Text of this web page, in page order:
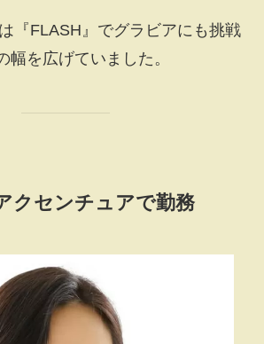
『FLASH』でグラビアにも挑戦
幅を広げていました。
クセンチュアで勤務